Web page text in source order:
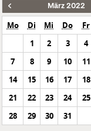
März 2022
Mo Di Mi Do Fr
1
2 3 4
7
8 9 10 11
14
15 16 17 18
21
22 23 24 25
28
29 30 31